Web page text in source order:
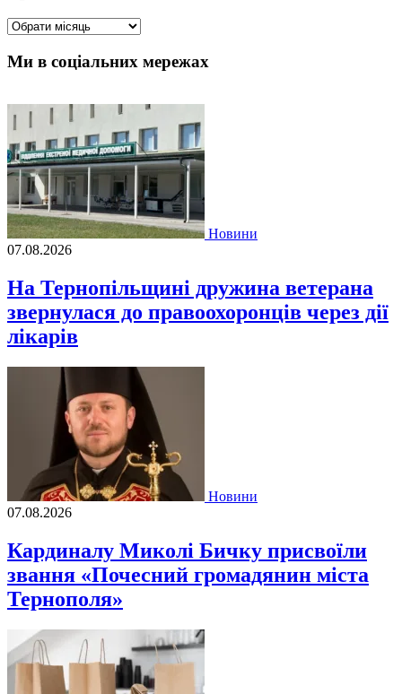
Архіви
Ми в соціальних мережах
Новини
07.08.2026
На Тернопільщині дружина ветерана
звернулася до правоохоронців через дії
лікарів
Новини
07.08.2026
Кардиналу Миколі Бичку присвоїли
звання «Почесний громадянин міста
Тернополя»